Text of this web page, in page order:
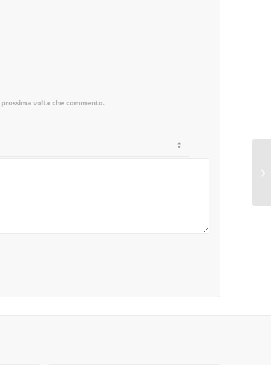
volta che commento.